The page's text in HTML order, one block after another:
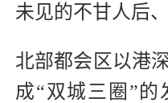
未见的不甘人后
北部都会区以港
成“双城三圈”的